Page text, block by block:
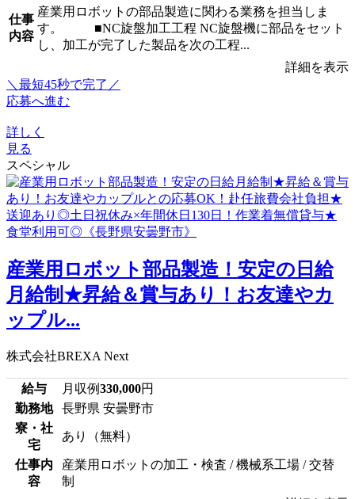
仕事
内容
産業用ロボットの部品製造に関わる業務を担当しま
す。 ■NC旋盤加工工程 NC旋盤機に部品をセット
し、加工が完了した製品を次の工程...
詳細を表示
＼最短45秒で完了／
応募へ進む
詳しく
見る
スペシャル
産業用ロボット部品製造！安定の日給
月給制★昇給＆賞与あり！お友達やカ
ップル...
株式会社BREXA Next
給与 月収例330,000円
勤務地
長野県 安曇野市
寮・社
宅
あり（無料）
仕事内
容
産業用ロボットの加工・検査 / 機械系工場 / 交替
制